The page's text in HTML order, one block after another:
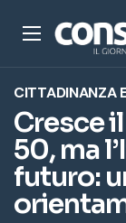
Menu
CITTADINANZA
Cresce
50, ma
futuro: